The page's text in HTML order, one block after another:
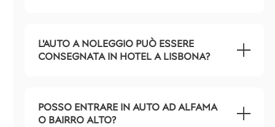
L'AUTO A NOLEGGIO PUÒ ESSERE
CONSEGNATA IN HOTEL A LISBONA?
POSSO ENTRARE IN AUTO AD ALFAMA
O BAIRRO ALTO?